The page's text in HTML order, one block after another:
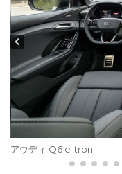
アウディ Q6 e-tron